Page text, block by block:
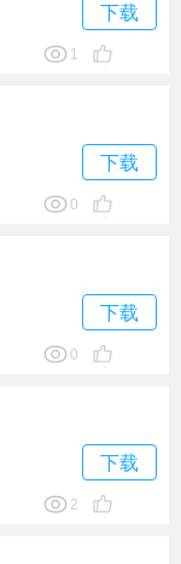
下载
1
下载
0
下载
0
下载
2